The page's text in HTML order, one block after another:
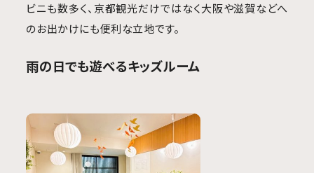
ビニも数多く、京都観光だけではなく大阪や滋賀などへ
のお出かけにも便利な立地です。
雨の日でも遊べるキッズルーム